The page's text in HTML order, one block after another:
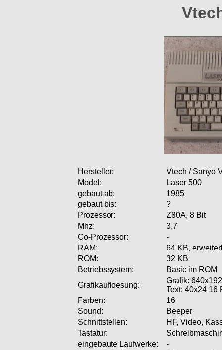
Hersteller:
Vtech / Sanyo
Model:
Laser 500
gebaut ab:
1985
gebaut bis:
?
Prozessor:
Z80A, 8 Bit
Mhz:
3,7
Co-Prozessor:
-
RAM:
64 KB,
ROM:
32 KB
Betriebssystem:
Basic im ROM
Grafikaufloesung:
Grafik:
Text: 40x24 16
Farben:
16
Sound:
Beeper
Schnittstellen:
HF, Video,
Tastatur:
eingebaute Laufwerke:
-